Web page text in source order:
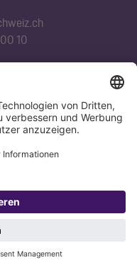
10
Newsletter
Jetzt anmelden
31, 85101 Lenting,